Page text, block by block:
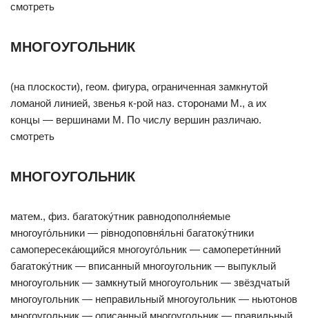
смотреть
МНОГОУГОЛЬНИК
(на плоскости), геом. фигура, ограниченная замкнутой
ломаной линией, звенья к-рой наз. сторонами М., а их
концы — вершинами М. По числу вершин различаю.
смотреть
МНОГОУГОЛЬНИК
матем., физ. багатоку́тник равнодополня́емые
многоуго́льники — рівнодоповня́льні багатоку́тники
самопересека́ющийся многоуго́льник — самоперети́нний
багатоку́тник — вписанный многоугольник — выпуклый
многоугольник — замкнутый многоугольник — звёздчатый
многоугольник — неправильный многоугольник — ньютонов
многоугольник — описанный многоугольник — правильный